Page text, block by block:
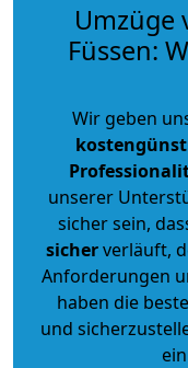
Umzüge
Füssen:
Wir geben
unserer
sicher sein,
sicherverläuft,
Anforderungen
haben die
und